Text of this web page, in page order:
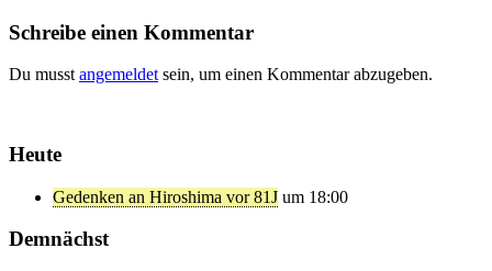
Schreibe einen Kommentar
Du musst angemeldet sein, um einen Kommentar abzugeben.
Heute
Gedenken an Hiroshima vor 81J um 18:00
Demnächst